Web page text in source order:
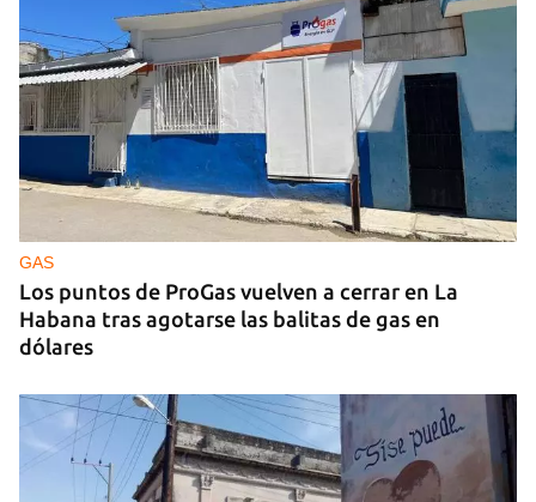
GUERRA
Ucrania ataca otro centro logístico del Amazon
ruso, esta vez en los Urales
GAS
Los puntos de ProGas vuelven a cerrar en La
Habana tras agotarse las balitas de gas en
dólares